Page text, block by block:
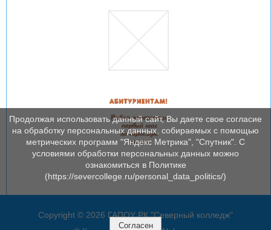
Copyright © 2026 ГАПОУ РК "Северный колледж"
Продолжая использовать данный сайт, Вы даете свое согласие
на обработку персональных данных, собираемых с помощью
метрических программ "Яндекс Метрика", "Спутник". С
условиями обработки персональных данных можно
ознакомиться в Политике
(https://severcollege.ru/personal_data_politics/)
Согласен